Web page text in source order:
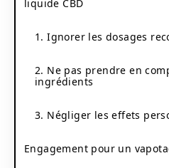
liquide CBD
1. Ignorer les dosages
2. Ne pas prendre en
ingrédients
3. Négliger les effets
Engagement pour un